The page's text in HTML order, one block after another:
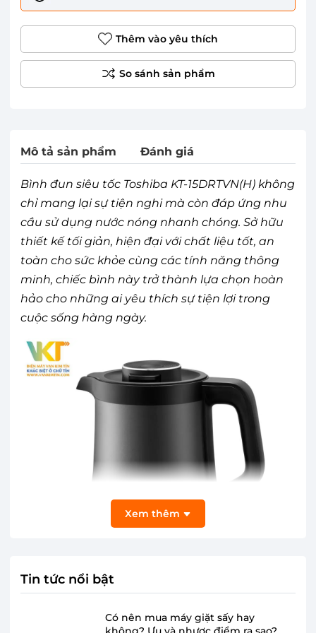
Thêm vào yêu thích
Mô tả sản phẩm Đánh giá
Bình đun siêu tốc Toshiba KT-15DRTVN(H) không
chỉ mang lại sự tiện nghi mà còn đáp ứng nhu
cầu sử dụng nước nóng nhanh chóng. Sở hữu
thiết kế tối giản, hiện đại với chất liệu tốt, an
toàn cho sức khỏe cùng các tính năng thông
minh, chiếc bình này trở thành lựa chọn hoàn
hảo cho những ai yêu thích sự tiện lợi trong
cuộc sống hàng ngày.
Xem thêm
Tin tức nổi bật
Có nên mua máy giặt sấy hay